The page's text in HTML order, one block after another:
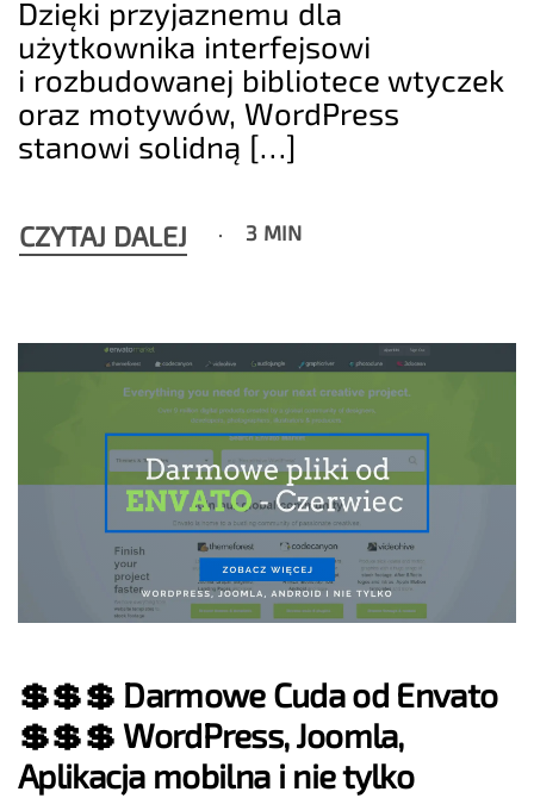
Dzięki przyjaznemu dla
użytkownika interfejsowi
i rozbudowanej bibliotece wtyczek
oraz motywów, WordPress
stanowi solidną […]
CZYTAJ DALEJ 3 MIN
💲💲💲 Darmowe Cuda od Envato
💲💲💲 WordPress, Joomla,
Aplikacja mobilna i nie tylko